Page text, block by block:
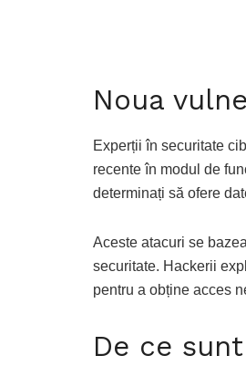
Noua
Experții în securitate
recente în modul de
determinați să ofere
Aceste atacuri se
securitate. Hackerii
pentru a obține acces
De ce